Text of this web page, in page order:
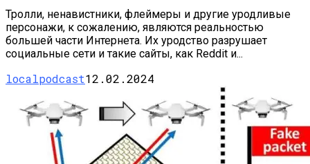
Тролли, ненавистники, флеймеры и другие уродливые
персонажи, к сожалению, являются реальностью
большей части Интернета. Их уродство разрушает
социальные сети и такие сайты, как Reddit и...
localpodcast12.02.2024